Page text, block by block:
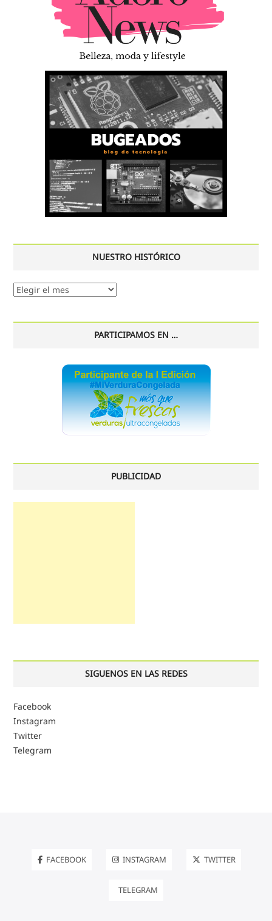
NUESTRO HISTÓRICO
Nuestro
PARTICIPAMOS EN …
PUBLICIDAD
SIGUENOS EN LAS REDES
Facebook
Instagram
Twitter
Telegram
FACEBOOK INSTAGRAM TWITTER
TELEGRAM